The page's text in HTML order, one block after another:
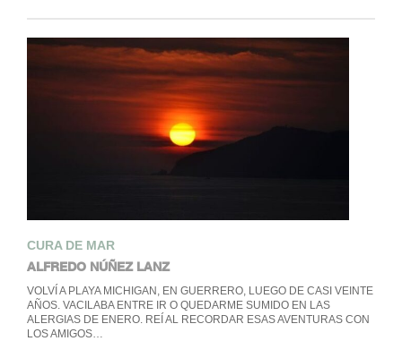
CURA DE MAR
ALFREDO NÚÑEZ LANZ
VOLVÍ A PLAYA MICHIGAN, EN GUERRERO, LUEGO DE CASI VEINTE
AÑOS. VACILABA ENTRE IR O QUEDARME SUMIDO EN LAS
ALERGIAS DE ENERO. REÍ AL RECORDAR ESAS AVENTURAS CON
LOS AMIGOS…